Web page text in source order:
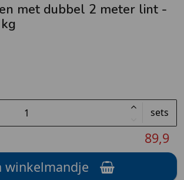
met dubbel 2 meter lint -
sets
89,9
winkelmandje